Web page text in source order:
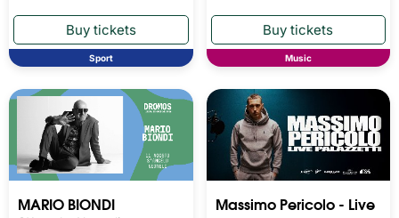
Sport Music
MARIO BIONDI
Massimo Pericolo - Live